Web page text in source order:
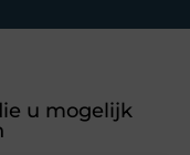
u mogelijk